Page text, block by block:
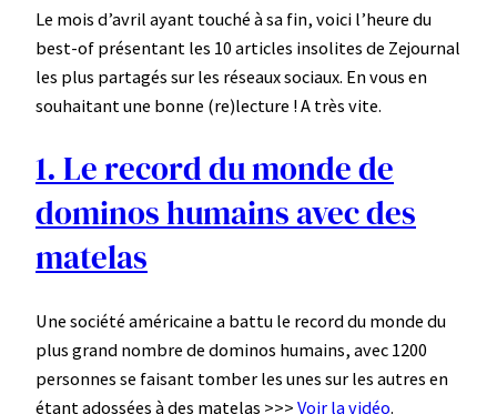
Le mois d’avril ayant touché à sa fin, voici l’heure du
best-of présentant les 10 articles insolites de Zejournal
les plus partagés sur les réseaux sociaux. En vous en
souhaitant une bonne (re)lecture ! A très vite.
1. Le record du monde de
dominos humains avec des
matelas
Une société américaine a battu le record du monde du
plus grand nombre de dominos humains, avec 1200
personnes se faisant tomber les unes sur les autres en
étant adossées à des matelas >>> Voir la vidéo.